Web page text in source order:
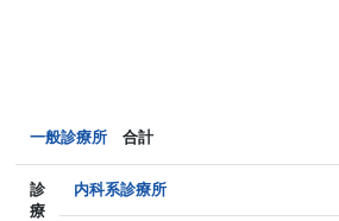
一般診療所 合計
診
療
内科系診療所